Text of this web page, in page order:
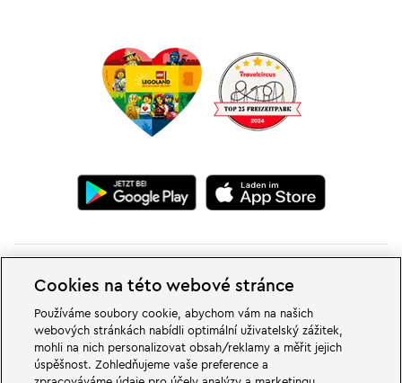
V dobrodružných světech rodinného a zábavního parku LEGOLAND v
Německu na vás čekají velké věci. Zažij vzrušující atrakce a spoustu legrace
LEGO®. LEGOLAND v Německu je zábavní park pro rodiny s dětmi ve věku
Cookies na této webové stránce
Používáme soubory cookie, abychom vám na našich
webových stránkách nabídli optimální uživatelský zážitek,
mohli na nich personalizovat obsah/reklamy a měřit jejich
úspěšnost. Zohledňujeme vaše preference a